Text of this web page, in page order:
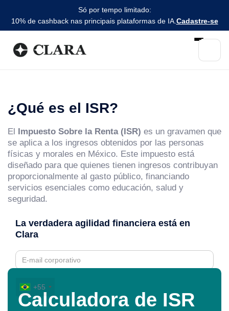
Só por tempo limitado:
10% de cashback nas principais plataformas de IA. Cadastre-se
¿Qué es el ISR?
El Impuesto Sobre la Renta (ISR) es un gravamen que
se aplica a los ingresos obtenidos por las personas
físicas y morales en México. Este impuesto está
diseñado para que quienes tienen ingresos contribuyan
proporcionalmente al gasto público, financiando
servicios esenciales como educación, salud y
seguridad.
La verdadera agilidad financiera está en
Clara
+55
Ao criar uma conta, você aceita nossos Termos e Condições e a
Política de
Calculadora de ISR